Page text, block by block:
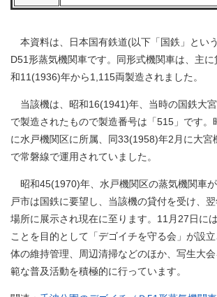
本資料は、日本国有鉄道(以下「国鉄」とい
D51形蒸気機関車です。同形式機関車は、主
和11(1936)年から1,115両製造されました。
当該機は、昭和16(1941)年、当時の国鉄大
で製造されたもので製造番号は「515」です。
に水戸機関区に所属、同33(1958)年2月に大宮
で常磐線で運用されていました。
昭和45(1970)年、水戸機関区の蒸気機関車
戸市は国鉄に要望し、当該機の貸付を受け、
場所に展示され現在に至ります。11月27日に
ことを目的として「デゴイチを守る会」が設
体の維持管理、周辺清掃などのほか、写生大
範な普及活動を積極的に行っています。